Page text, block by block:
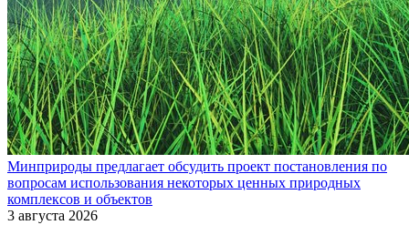
Минприроды предлагает обсудить проект постановления по
вопросам использования некоторых ценных природных
комплексов и объектов
3 августа 2026